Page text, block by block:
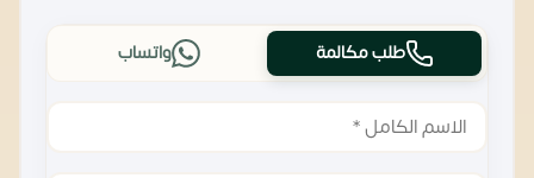
طلب مكالمة واتساب